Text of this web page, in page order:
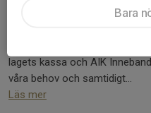
lagets kassa och AIK
våra behov och samtidigt...
Läs mer
Bara